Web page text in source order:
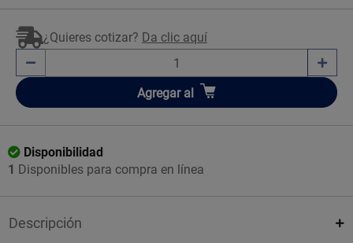
¿Quieres cotizar? Da clic aquí
Añadir
Agregar al
Disponibilidad
1 Disponibles para compra en línea
Descripción